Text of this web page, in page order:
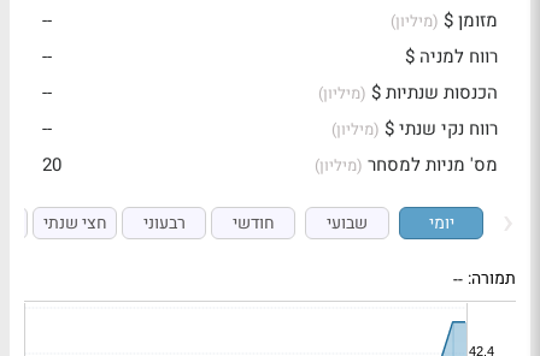
מזומן $ (מיליון)
--
רווח למניה $
--
הכנסות שנתיות $ (מיליון)
--
רווח נקי שנתי $ (מיליון)
--
מס' מניות למסחר (מיליון) 20
יומי שבועי חודשי רבעוני חצי שנתי
תמורה: --